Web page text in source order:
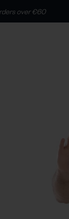
returns within 60 days